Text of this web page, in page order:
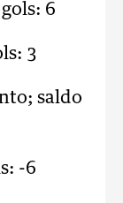
6
3
saldo
-6